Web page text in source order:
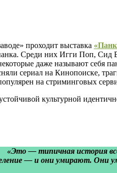
проходит выставка
Среди них Игги Поп,
даже называют себя
сериал на Кинопоиске,
на стриминговых
культурной
«Это — типичная история
— и они умирают. Они